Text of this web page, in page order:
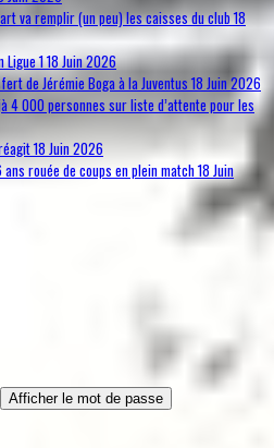
va remplir (un peu) les caisses du club18
Ligue 118 Juin 2026
de Jérémie Boga à la Juventus 18 Juin 2026
4 000 personnes sur liste d’attente pour les
18 Juin 2026
ans rouée de coups en plein match18 Juin
Afficher le mot de passe